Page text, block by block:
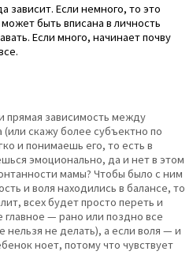
зависит. Если немного, то это
быть вписана в личность
Если много, начинает почву
прямая зависимость между
скажу более субъектно по
и понимаешь его, то есть в
эмоционально, да и нет в этом
мамы? Чтобы было с ним
и воля находились в балансе, то
всех будет просто переть и
главное — рано или поздно все
нельзя не делать), а если воля — и
ноет, потому что чувствует